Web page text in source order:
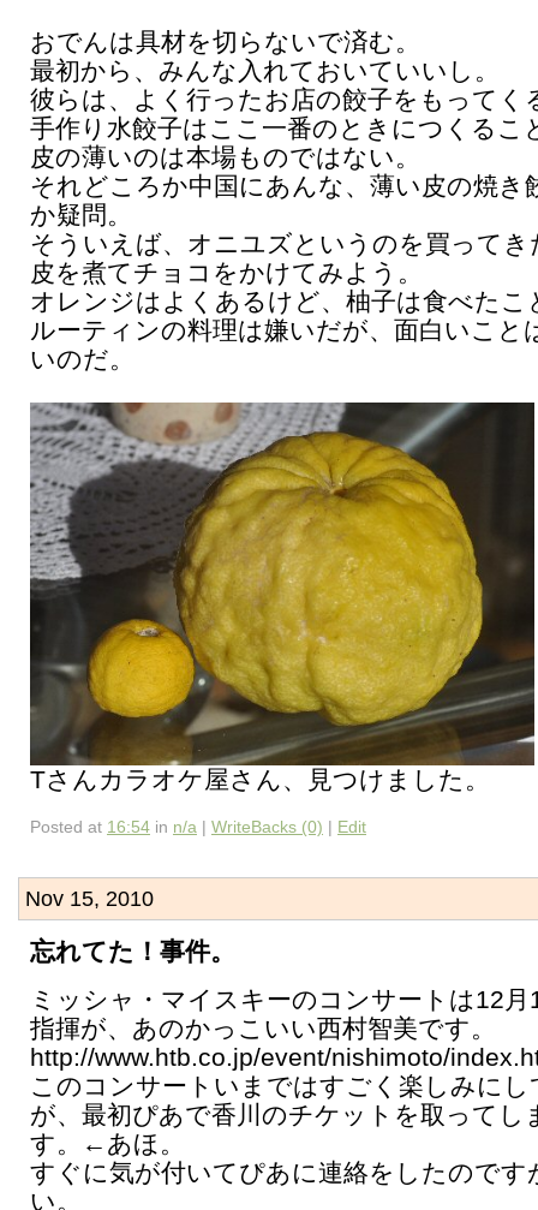
おでんは具材を切らないで済む。
最初から、みんな入れておいていいし。
彼らは、よく行ったお店の餃子をもってく
手作り水餃子はここ一番のときにつくるこ
皮の薄いのは本場ものではない。
それどころか中国にあんな、薄い皮の焼き
か疑問。
そういえば、オニユズというのを買ってき
皮を煮てチョコをかけてみよう。
オレンジはよくあるけど、柚子は食べたこ
ルーティンの料理は嫌いだが、面白いこと
いのだ。
Tさんカラオケ屋さん、見つけました。
Posted at 16:54 in n/a | WriteBacks (0) | Edit
Nov 15, 2010
忘れてた！事件。
ミッシャ・マイスキーのコンサートは12月
指揮が、あのかっこいい西村智美です。
http://www.htb.co.jp/event/nishimoto/
このコンサートいまではすごく楽しみに
が、最初ぴあで香川のチケットを取ってし
す。←あほ。
すぐに気が付いてぴあに連絡をしたのです
い。